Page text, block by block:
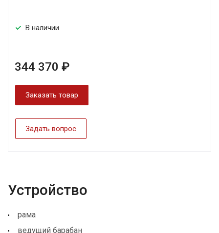
В наличии
344 370 ₽
Заказать товар
Задать вопрос
Устройство
рама
ведущий барабан